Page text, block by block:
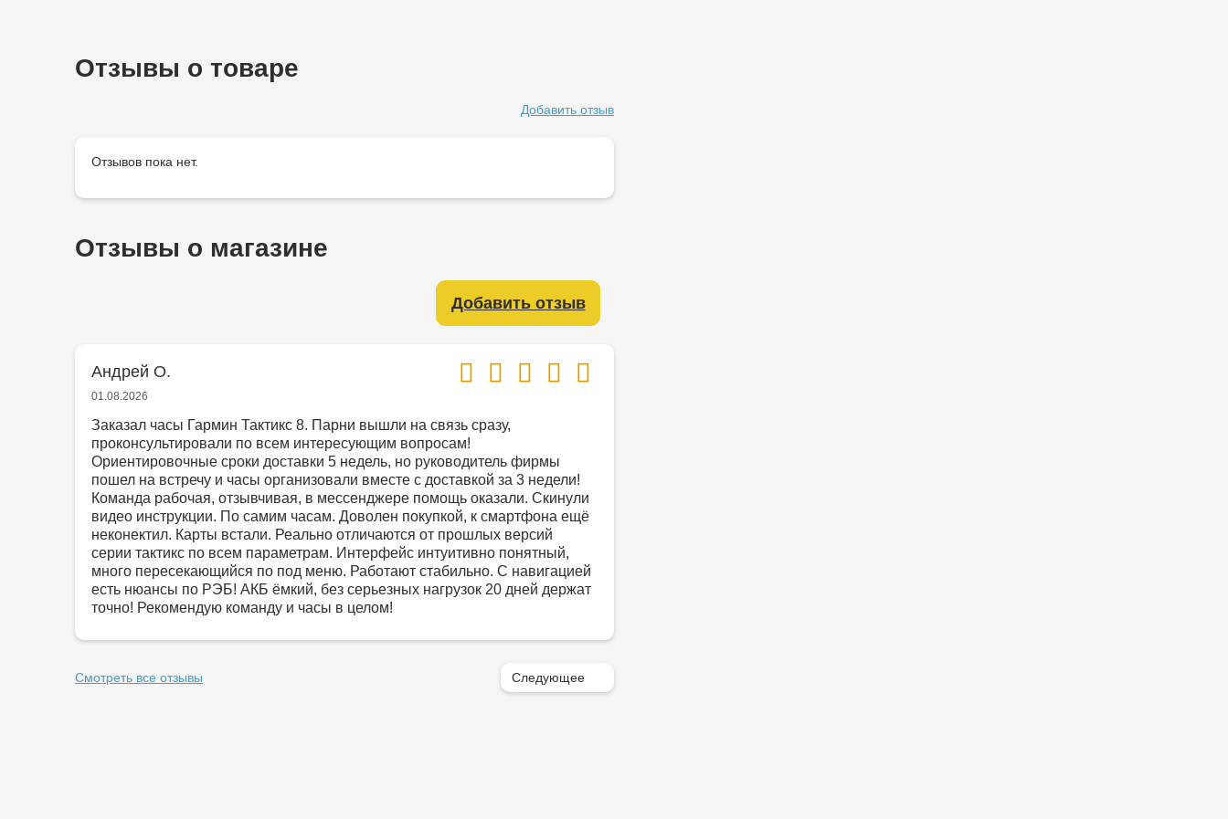
Отзывы о товаре
Добавить отзыв
Отзывов пока нет.
Отзывы о магазине
Добавить отзыв
Андрей О.
01.08.2026
Заказал часы Гармин Тактикс 8. Парни вышли на связь сразу,
проконсультировали по всем интересующим вопросам!
Ориентировочные сроки доставки 5 недель, но руководитель фирмы
пошел на встречу и часы организовали вместе с доставкой за 3 недели!
Команда рабочая, отзывчивая, в мессенджере помощь оказали. Скинули
видео инструкции. По самим часам. Доволен покупкой, к смартфона ещё
неконектил. Карты встали. Реально отличаются от прошлых версий
серии тактикс по всем параметрам. Интерфейс интуитивно понятный,
много пересекающийся по под меню. Работают стабильно. С навигацией
есть нюансы по РЭБ! АКБ ёмкий, без серьезных нагрузок 20 дней держат
точно! Рекомендую команду и часы в целом!
Смотреть все отзывы Следующее